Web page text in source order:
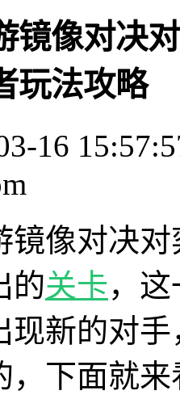
镜像对决
玩法攻略
16
镜像对决
的关卡，
现新的对
，下面就